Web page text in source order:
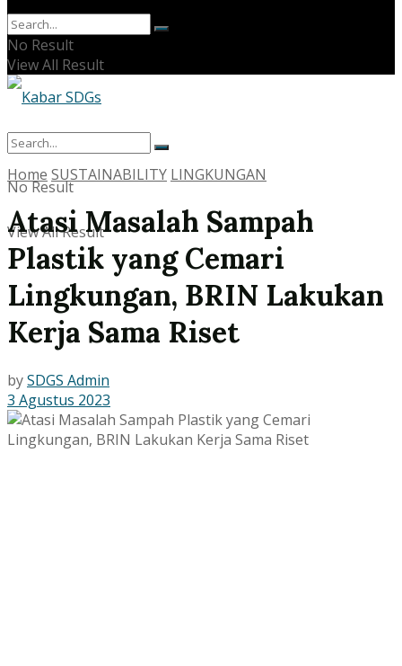
No Result
View All Result
No Result
View All Result
Home SUSTAINABILITY LINGKUNGAN
Atasi Masalah Sampah
Plastik yang Cemari
Lingkungan, BRIN Lakukan
Kerja Sama Riset
bySDGS Admin
3 Agustus 2023